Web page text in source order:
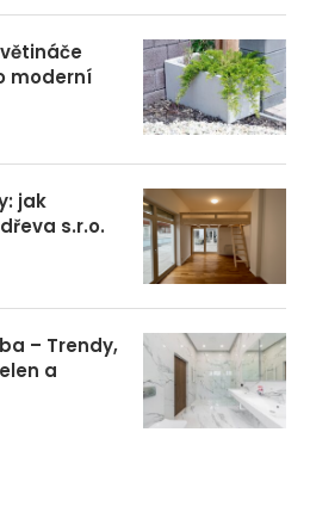
moderní
jak
s.r.o.
– Trendy,
a